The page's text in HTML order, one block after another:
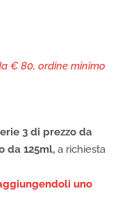
€ 80, ordine minimo
3 di prezzo da
da 125ml,a richiesta
uno